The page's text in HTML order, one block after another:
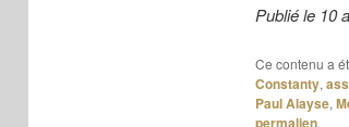
Publié le 10
Ce contenu a
Constanty,
Paul Alayse,
.